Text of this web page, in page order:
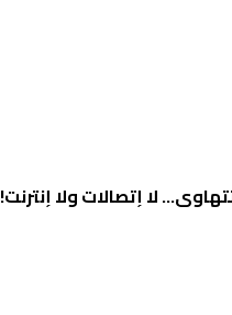
لا إتصالات ولا إنترنت!